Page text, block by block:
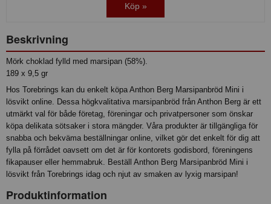
Köp »
Beskrivning
Mörk choklad fylld med marsipan (58%).
189 x 9,5 gr
Hos Torebrings kan du enkelt köpa Anthon Berg Marsipanbröd Mini i
lösvikt online. Dessa högkvalitativa marsipanbröd från Anthon Berg är ett
utmärkt val för både företag, föreningar och privatpersoner som önskar
köpa delikata sötsaker i stora mängder. Våra produkter är tillgängliga för
snabba och bekväma beställningar online, vilket gör det enkelt för dig att
fylla på förrådet oavsett om det är för kontorets godisbord, föreningens
fikapauser eller hemmabruk. Beställ Anthon Berg Marsipanbröd Mini i
lösvikt från Torebrings idag och njut av smaken av lyxig marsipan!
Produktinformation